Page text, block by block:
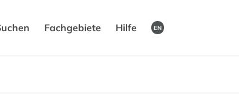
Fachgebiete Hilfe EN